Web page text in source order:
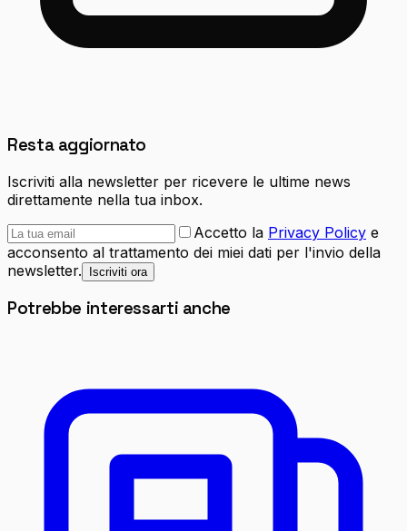
Resta aggiornato
Iscriviti alla newsletter per ricevere le ultime news
direttamente nella tua inbox.
Accetto la Privacy Policy e
acconsento al trattamento dei miei dati per l'invio della
newsletter.
Iscriviti ora
Potrebbe interessarti anche